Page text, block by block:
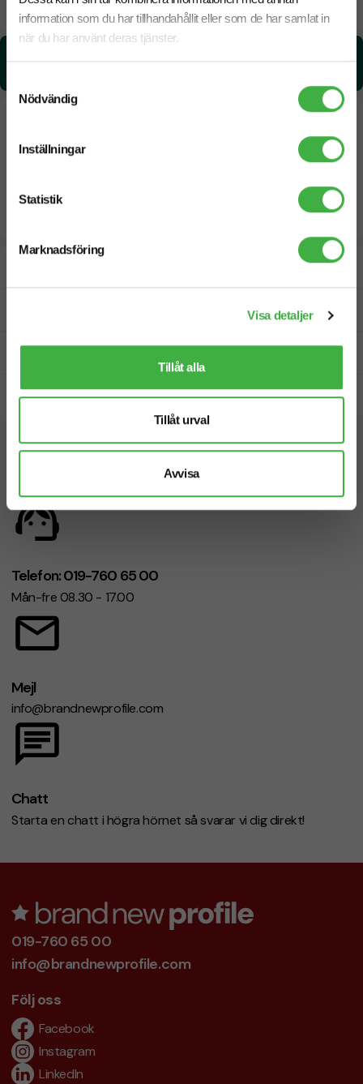
information som du har tillhandahållit eller som de har samlat in
när du har använt deras tjänster.
Nödvändig
Inställningar
Statistik
Marknadsföring
Visa detaljer
Tillåt alla
Tillåt urval
Avvisa
19 Augusti
Snabbare leverans? Kontakta oss.
Snabb leverans
Vi hjälper dig gärna!
Telefon: 019-760 65 00
Mån-fre 08.30 - 17.00
Mejl
info@brandnewprofile.com
Chatt
Starta en chatt i högra hörnet så svarar vi dig direkt!
019-760 65 00
info@brandnewprofile.com
Följ oss
Facebook
Instagram
LinkedIn